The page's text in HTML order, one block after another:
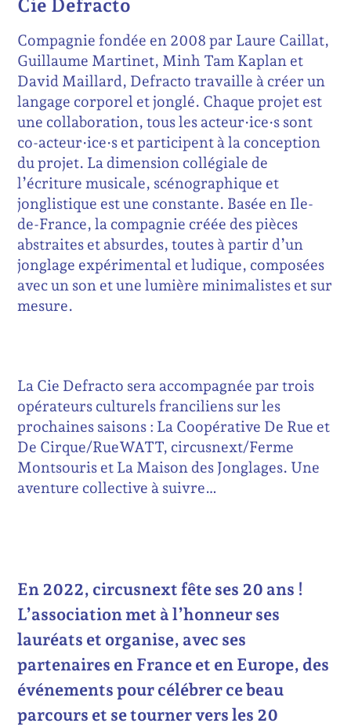
Cie Defracto
Compagnie fondée en 2008 par Laure Caillat,
Guillaume Martinet, Minh Tam Kaplan et
David Maillard, Defracto travaille à créer un
langage corporel et jonglé. Chaque projet est
une collaboration, tous les acteur·ice·s sont
co-acteur·ice·s et participent à la conception
du projet. La dimension collégiale de
l’écriture musicale, scénographique et
jonglistique est une constante. Basée en Ile-
de-France, la compagnie créée des pièces
abstraites et absurdes, toutes à partir d’un
jonglage expérimental et ludique, composées
avec un son et une lumière minimalistes et sur
mesure.
La Cie Defracto sera accompagnée par trois
opérateurs culturels franciliens sur les
prochaines saisons : La Coopérative De Rue et
De Cirque/RueWATT, circusnext/Ferme
Montsouris et La Maison des Jonglages. Une
aventure collective à suivre…
En 2022, circusnext fête ses 20 ans !
L’association met à l’honneur ses
lauréats et organise, avec ses
partenaires en France et en Europe, des
événements pour célébrer ce beau
parcours et se tourner vers les 20